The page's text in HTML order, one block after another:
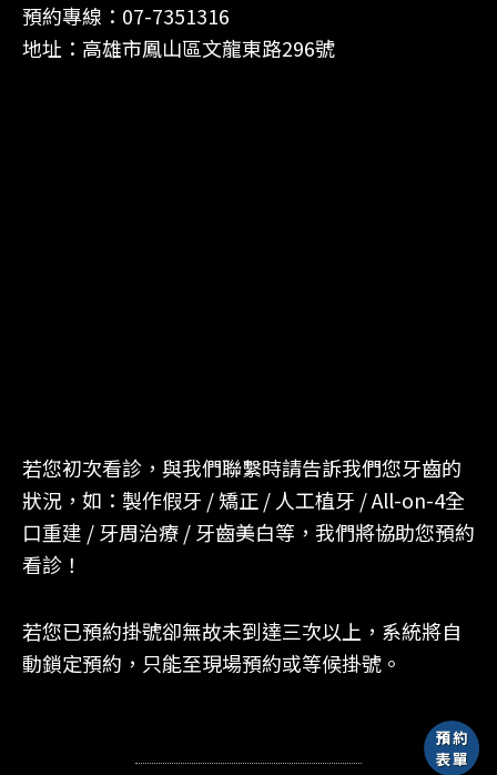
預約專線： 07-7351316
地址：高雄市鳳山區文龍東路296號
若您初次看診，與我們聯繫時請告訴我們您牙齒的
狀況，如：製作假牙 / 矯正 / 人工植牙 / All-on-4全
口重建 / 牙周治療 / 牙齒美白等，我們將協助您預約
看診！
若您已預約掛號卻無故未到達三次以上，系統將自
動鎖定預約，只能至現場預約或等候掛號。